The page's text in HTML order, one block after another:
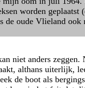
worden
de oude Vlieland ook
niet anders zeggen.
althans uiterlijk,
de boot als